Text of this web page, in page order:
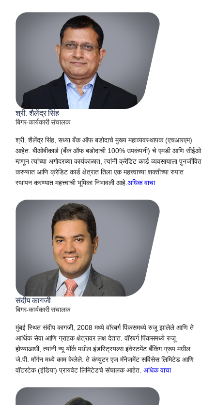
श्री. शैलेंद्र सिंह
बिगर-कार्यकारी संचालक
श्री. शैलेंद्र सिंह, सध्या बँक ऑफ बडोदाचे मुख्य महाव्यवस्थापक (एचआरएम)
आहेत. बीओबीकार्ड (बँक ऑफ बडोदाची 100% उपकंपनी) चे एमडी आणि सीईओ
म्हणून त्यांच्या अगोदरच्या कार्यकाळात, त्यांनी क्रेडिट कार्ड व्यवसायाला पुनर्जीवित
करण्यात आणि क्रेडिट कार्ड क्षेत्रात तिला एक महत्त्वाच्या शक्तीच्या रुपात
स्थापन करण्यात महत्त्वाची भूमिका निभावली आहे. अधिक वाचा
संदीप कागजी
बिगर-कार्यकारी संचालक
मुंबई स्थित संदीप कागजी, 2008 मध्ये वॉरबर्ग पिंकसमध्ये रुजू झालेले आणि ते
आर्थिक सेवा आणि ग्राहक क्षेत्रावर लक्ष देतात. वॉरबर्ग पिंकसमध्ये रुजू
होण्याआधी, त्यांनी न्यू यॉर्क मधील इंडस्ट्रियल्स इंवेस्टमेंट बँकिंग ग्रूप मधील
जे.पी. मॉर्गन मध्ये काम केलेले. ते कंप्युटर एज मॅनेजमेंट सर्विसेस लिमिटेड आणि
वॉटरटेक (इंडिया) प्रायवेट लिमिटेडचे संचालक आहेत. अधिक वाचा